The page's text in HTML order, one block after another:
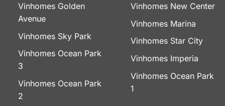
Vinhomes Golden
Avenue
Vinhomes Sky Park
Vinhomes Ocean Park
3
Vinhomes Ocean Park
2
Vinhomes New Center
Vinhomes Marina
Vinhomes Star City
Vinhomes Imperia
Vinhomes Ocean Park
1